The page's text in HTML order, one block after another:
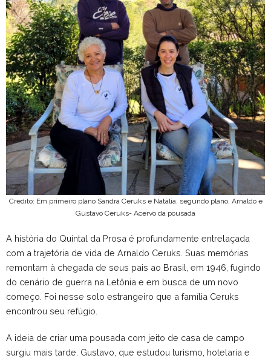
Crédito: Em primeiro plano Sandra Ceruks e Natália, segundo plano, Arnaldo e
Gustavo Ceruks- Acervo da pousada
A história do Quintal da Prosa é profundamente entrelaçada
com a trajetória de vida de Arnaldo Ceruks. Suas memórias
remontam à chegada de seus pais ao Brasil, em 1946, fugindo
do cenário de guerra na Letônia e em busca de um novo
começo. Foi nesse solo estrangeiro que a família Ceruks
encontrou seu refúgio.
A ideia de criar uma pousada com jeito de casa de campo
surgiu mais tarde. Gustavo, que estudou turismo, hotelaria e